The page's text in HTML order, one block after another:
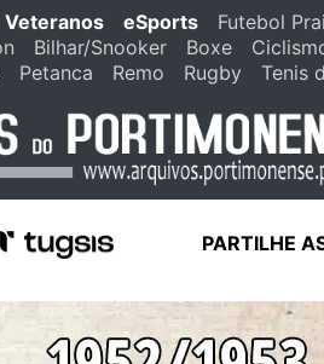
Veteranos eSports
Futebol
Bilhar/Snooker Boxe
Petanca Remo Rugby Tenis
PARTILHE